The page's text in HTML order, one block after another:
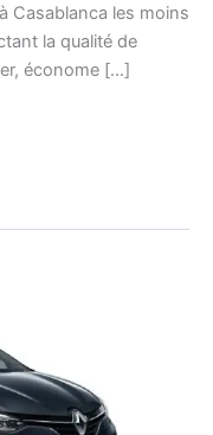
Casablanca les moins
la qualité de
économe […]